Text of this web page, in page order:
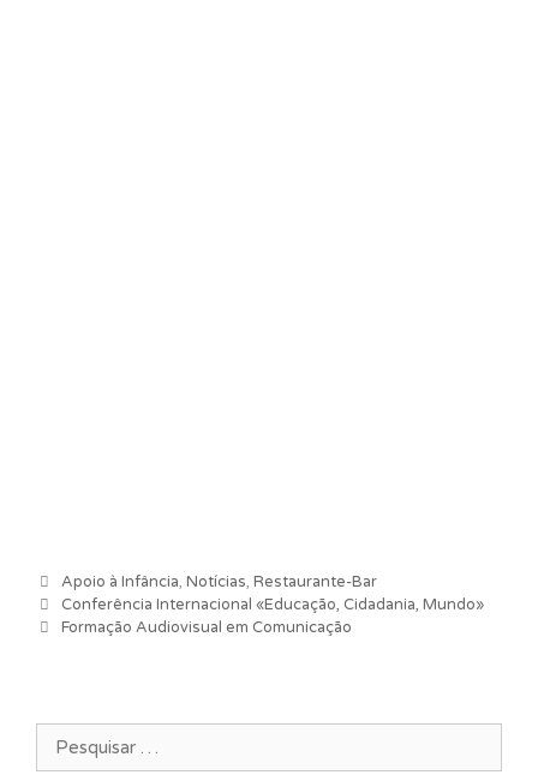
Categorias
Apoio à Infância, Notícias, Restaurante-Bar
Navegação de artigos
Conferência Internacional «Educação, Cidadania, Mundo»
Formação Audiovisual em Comunicação
Pesquisar por: